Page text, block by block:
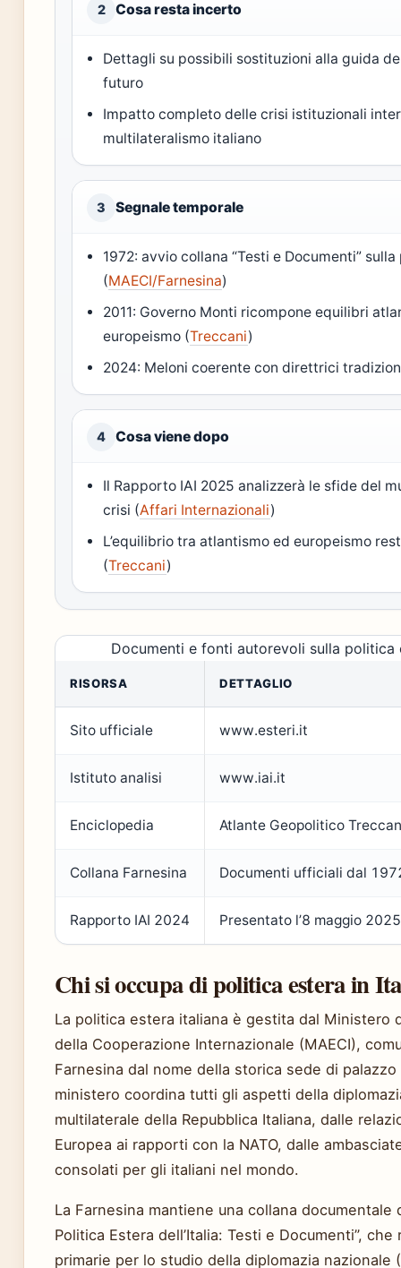
2 Cosa resta incerto
Dettagli su possibili sostituzioni alla guida
futuro
Impatto completo delle crisi istituzionali
multilateralismo italiano
3 Segnale temporale
1972: avvio collana “Testi e Documenti”
(MAECI/Farnesina)
2011: Governo Monti ricompone equilibri
europeismo (Treccani)
2024: Meloni coerente con direttrici
4 Cosa viene dopo
Il Rapporto IAI 2025 analizzerà le sfide del
crisi (Affari Internazionali)
L’equilibrio tra atlantismo ed europeismo
(Treccani)
Documenti e fonti autorevoli sulla politica
RISORSA DETTAGLIO
Sito ufficiale www.esteri.it
Istituto analisi www.iai.it
Enciclopedia Atlante Geopolitico
Collana Farnesina Documenti ufficiali dal
Rapporto IAI 2024 Presentato l’8 maggio 2025
Chi si occupa di politica estera in
La politica estera italiana è gestita dal Ministero
della Cooperazione Internazionale (MAECI),
Farnesina dal nome della storica sede di palazzo
ministero coordina tutti gli aspetti della
multilaterale della Repubblica Italiana, dalle
Europea ai rapporti con la NATO, dalle
consolati per gli italiani nel mondo.
La Farnesina mantiene una collana documentale
Politica Estera dell’Italia: Testi e Documenti”,
primarie per lo studio della diplomazia nazionale (